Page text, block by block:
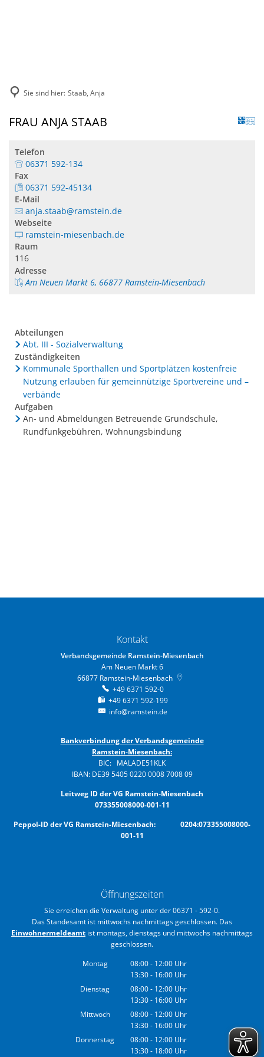
Sie sind hier: Staab, Anja
FRAU ANJA STAAB
Telefon
06371 592-134
Fax
06371 592-45134
E-Mail
anja.staab@ramstein.de
Webseite
ramstein-miesenbach.de
Raum
116
Adresse
Am Neuen Markt 6, 66877 Ramstein-Miesenbach
Abteilungen
Abt. III - Sozialverwaltung
Zuständigkeiten
Kommunale Sporthallen und Sportplätzen kostenfreie
Nutzung erlauben für gemeinnützige Sportvereine und –
verbände
Aufgaben
An- und Abmeldungen Betreuende Grundschule,
Rundfunkgebühren, Wohnungsbindung
Kontakt
Verbandsgemeinde Ramstein-Miesenbach
Am Neuen Markt 6
66877 Ramstein-Miesenbach
+49 6371 592-0
+49 6371 592-199
info@ramstein.de
Bankverbindung der Verbandsgemeinde
Ramstein-Miesenbach:
BIC: MALADE51KLK
IBAN: DE39 5405 0220 0008 7008 09
Leitweg ID der VG Ramstein-Miesenbach
073355008000-001-11
Peppol-ID der VG Ramstein-Miesenbach: 0204:073355008000-
001-11
Öffnungszeiten
Sie erreichen die Verwaltung unter der 06371 - 592-0.
Das Standesamt ist mittwochs nachmittags geschlossen. Das
Einwohnermeldeamt ist montags, dienstags und mittwochs nachmittags
geschlossen.
Montag
08:00- 12:00 Uhr
Von 08:00 bis 12:00 Uhr
13:30- 16:00 Uhr
Von 13:30 bis 16:00 Uhr
Dienstag 08:00- 12:00 Uhr
Von 08:00 bis 12:00 Uhr
13:30- 16:00 Uhr
Von 13:30 bis 16:00 Uhr
Mittwoch 08:00- 12:00 Uhr
Von 08:00 bis 12:00 Uhr
13:30- 16:00 Uhr
Von 13:30 bis 16:00 Uhr
Donnerstag 08:00- 12:00 Uhr
Von 08:00 bis 12:00 Uhr
13:30- 18:00 Uhr